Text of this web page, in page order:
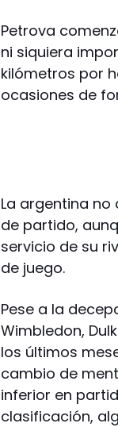
Petrova
ni siquiera
kilómetros por
ocasiones de
La argentina
de partido,
servicio de su
de juego.
Pese a la
Wimbledon,
los últimos
cambio de
inferior en
clasificación,